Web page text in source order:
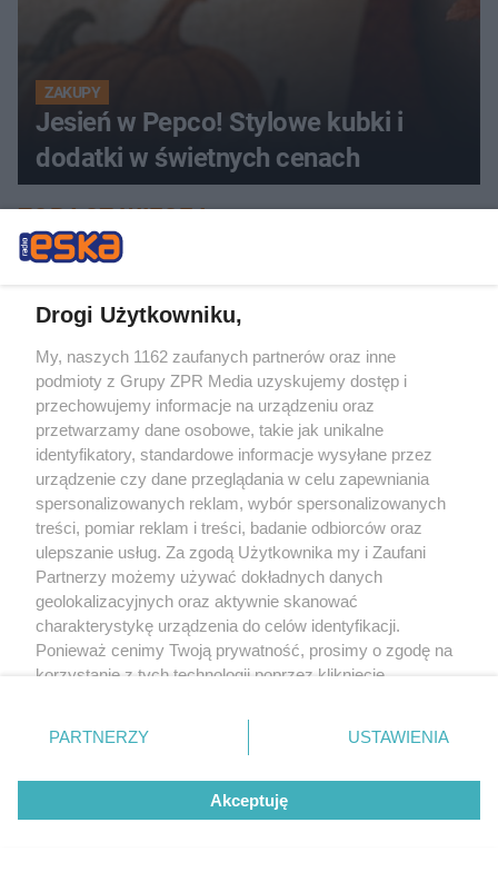
ZAKUPY
Jesień w Pepco! Stylowe kubki i
dodatki w świetnych cenach
ZOBACZ WIĘCEJ
Drogi Użytkowniku,
My, naszych 1162 zaufanych partnerów oraz inne
podmioty z Grupy ZPR Media uzyskujemy dostęp i
przechowujemy informacje na urządzeniu oraz
przetwarzamy dane osobowe, takie jak unikalne
identyfikatory, standardowe informacje wysyłane przez
urządzenie czy dane przeglądania w celu zapewniania
spersonalizowanych reklam, wybór spersonalizowanych
treści, pomiar reklam i treści, badanie odbiorców oraz
ulepszanie usług. Za zgodą Użytkownika my i Zaufani
Partnerzy możemy używać dokładnych danych
geolokalizacyjnych oraz aktywnie skanować
charakterystykę urządzenia do celów identyfikacji.
Ponieważ cenimy Twoją prywatność, prosimy o zgodę na
korzystanie z tych technologii poprzez kliknięcie
zmienić/wycofać klikając przycisk ustawień prywatności
znajdujący się w lewym dolnym rogu strony
rodzaje przetwarzania danych nie wymagają zgody
użytkownika, ale masz prawo sprzeciwić się takiemu
przetwarzaniu. Preferencje będą miały zastosowanie tylko
PARTNERZY USTAWIENIA
Akceptuję